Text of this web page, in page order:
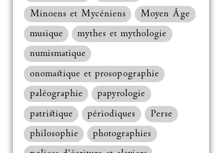
Minoens et Mycéniens
Moyen Âge
musique
mythes et mythologie
numismatique
onomastique et prosopographie
paléographie
papyrologie
patristique
périodiques
Perse
philosophie
photographies